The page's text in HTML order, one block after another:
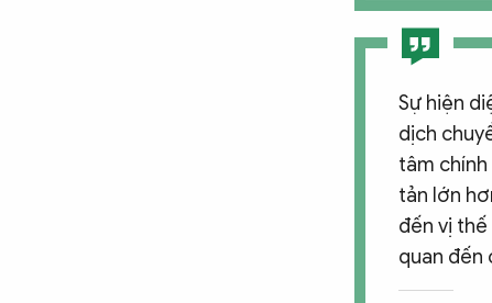
Sự hiện
dịch
tâm chính
tản lớn
đến vị
quan đến